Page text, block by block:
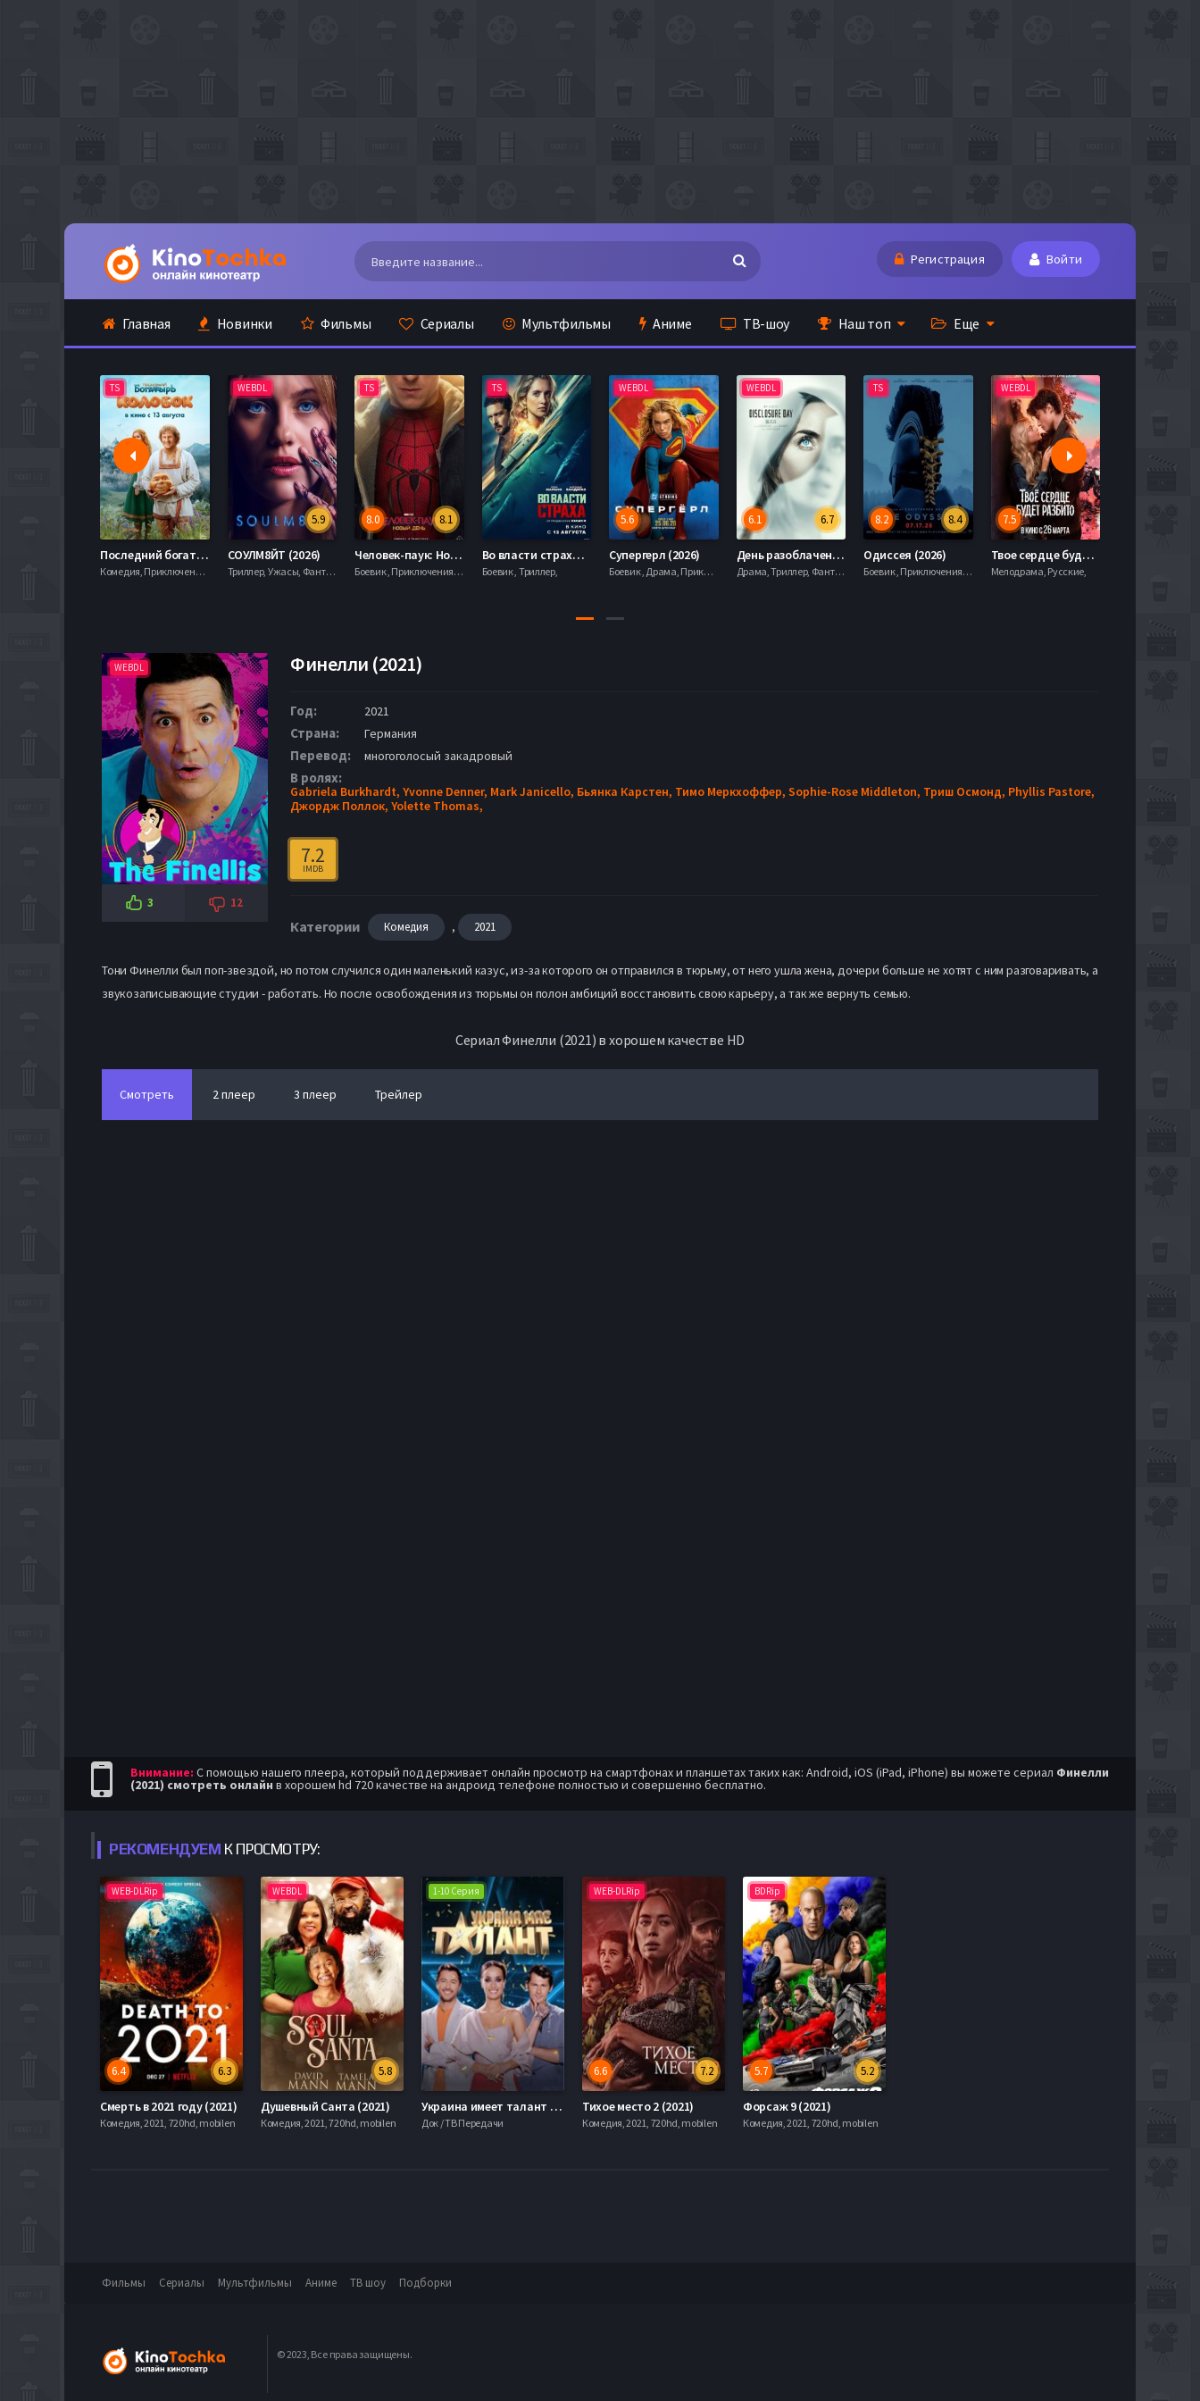
Регистрация Войти
Главная Новинки Фильмы Сериалы Мультфильмы Аниме ТВ-шоу Наш топ Еще
TS
Последний богатырь. Колобок (2026)
Комедия, Приключения, Фэнтези,
WEBDL
5.9
СОУЛМ8ЙТ (2026)
Триллер, Ужасы, Фантастика,
TS
8.1
8.0
Человек-паук: Новый день (2026)
Боевик , Приключения, Фантастика, Фэнтези,
TS
Во власти страха (2026)
Боевик , Триллер,
WEBDL
5.6
Супергерл (2026)
Боевик , Драма, Приключения, Фантастика,
WEBDL
6.7
6.1
День разоблачения (2026)
Драма, Триллер, Фантастика,
TS
8.4
8.2
Одиссея (2026)
Боевик , Приключения, Фэнтези,
WEBDL
7.5
Твое сердце будет разбито (2026)
Мелодрама, Русские,
WEBDL
3 12
Финелли (2021)
Год: 2021
Страна: Германия
Перевод: многоголосый закадровый
В ролях:
Gabriela Burkhardt, Yvonne Denner, Mark Janicello, Бьянка Карстен, Тимо Меркхоффер, Sophie-Rose Middleton, Триш Осмонд, Phyllis Pastore,
Джордж Поллок, Yolette Thomas,
7.2
IMDB
Категории Комедия , 2021
Тони Финелли был поп-звездой, но потом случился один маленький казус, из-за которого он отправился в тюрьму, от него ушла жена, дочери больше не хотят с ним разговаривать, а
звукозаписывающие студии - работать. Но после освобождения из тюрьмы он полон амбиций восстановить свою карьеру, а так же вернуть семью.
Сериал Финелли (2021) в хорошем качестве HD
Смотреть 2 плеер 3 плеер Трейлер
Внимание: С помощью нашего плеера, который поддерживает онлайн просмотр на смартфонах и планшетах таких как: Android, iOS (iPad, iPhone) вы можете сериал Финелли
(2021) смотреть онлайн в хорошем hd 720 качестве на андроид телефоне полностью и совершенно бесплатно.
РЕКОМЕНДУЕМ К ПРОСМОТРУ:
WEB-DLRip
6.3
6.4
Смерть в 2021 году (2021)
Комедия, 2021, 720hd, mobilen
WEBDL
5.8
Душевный Санта (2021)
Комедия, 2021, 720hd, mobilen
1-10 Серия
Украина имеет талант (2021)
Док / ТВ Передачи
WEB-DLRip
7.2
6.6
Тихое место 2 (2021)
Комедия, 2021, 720hd, mobilen
BDRip
5.2
5.7
Форсаж 9 (2021)
Комедия, 2021, 720hd, mobilen
Фильмы Сериалы Мультфильмы Аниме ТВ шоу Подборки
© 2023, Все права защищены.